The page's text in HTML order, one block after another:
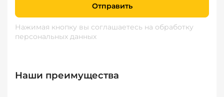
Отправить
Нажимая кнопку вы соглашаетесь на обработку
персональных данных
Наши преимущества